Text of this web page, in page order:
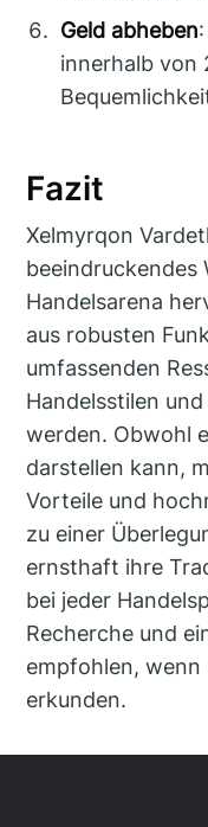
Geld abheben
innerhalb von
Fazit
Xelmyrqon
beeindruckendes
Handelsarena
aus robusten
umfassenden
Handelsstilen
werden. Obwohl
darstellen kann,
Vorteile und
zu einer
ernsthaft ihre
bei jeder
Recherche und
empfohlen, wenn
erkunden.